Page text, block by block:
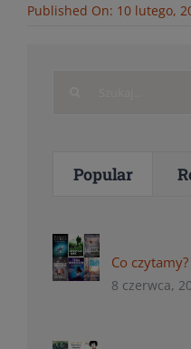
Published On: 10 lutego,
Popular
Co
8 czerwca,